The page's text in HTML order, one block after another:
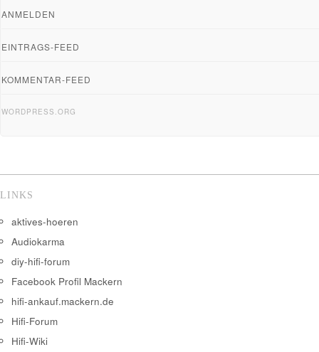
ANMELDEN
EINTRAGS-FEED
KOMMENTAR-FEED
WORDPRESS.ORG
LINKS
aktives-hoeren
Audiokarma
diy-hifi-forum
Facebook Profil Mackern
hifi-ankauf.mackern.de
Hifi-Forum
Hifi-Wiki